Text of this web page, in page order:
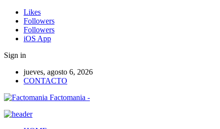
Likes
Followers
Followers
iOS App
Sign in
jueves, agosto 6, 2026
CONTACTO
Factomania -